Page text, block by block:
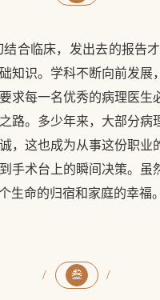
合临床，发出去的报告
知识。学科不断向前发
求每一名优秀的病理医
路。多少年来，大部分
，这也成为从事这份职
手术台上的瞬间决策。
生命的归宿和家庭的幸
/ 叁 /